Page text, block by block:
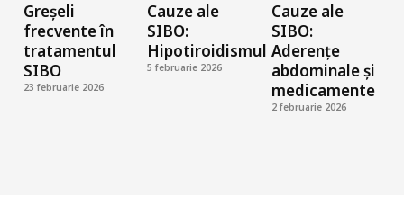
Greșeli
frecvente în
tratamentul
SIBO
23 februarie 2026
Cauze ale
SIBO:
Hipotiroidismul
5 februarie 2026
Cauze ale
SIBO:
Aderențe
abdominale și
medicamente
2 februarie 2026